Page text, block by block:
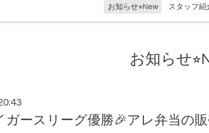
お知らせ⭐︎New
スタッフ紹
お知らせ
ガースリーグ優勝🎉アレ弁当の